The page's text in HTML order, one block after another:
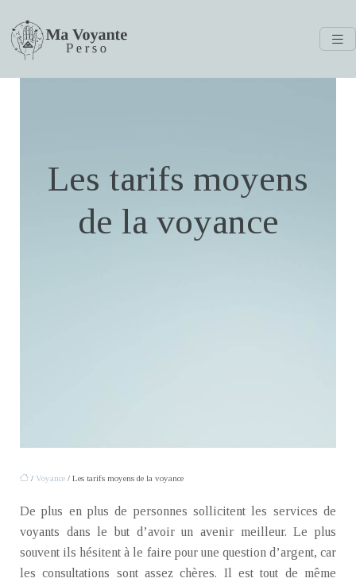
Les tarifs moyens
de la voyance
/ Voyance / Les tarifs moyens de la voyance
De plus en plus de personnes sollicitent les services de
voyants dans le but d’avoir un avenir meilleur. Le plus
souvent ils hésitent à le faire pour une question d’argent, car
les consultations sont assez chères. Il est tout de même